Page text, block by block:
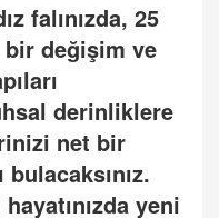
falınızda, 25
değişim ve
derinliklere
net bir
yeni